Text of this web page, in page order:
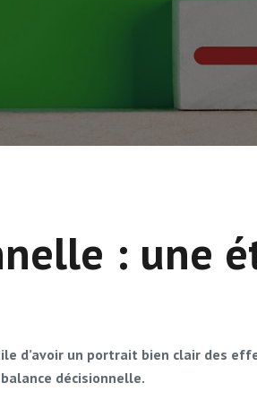
: une
d’avoir un portrait bien clair des
décisionnelle.